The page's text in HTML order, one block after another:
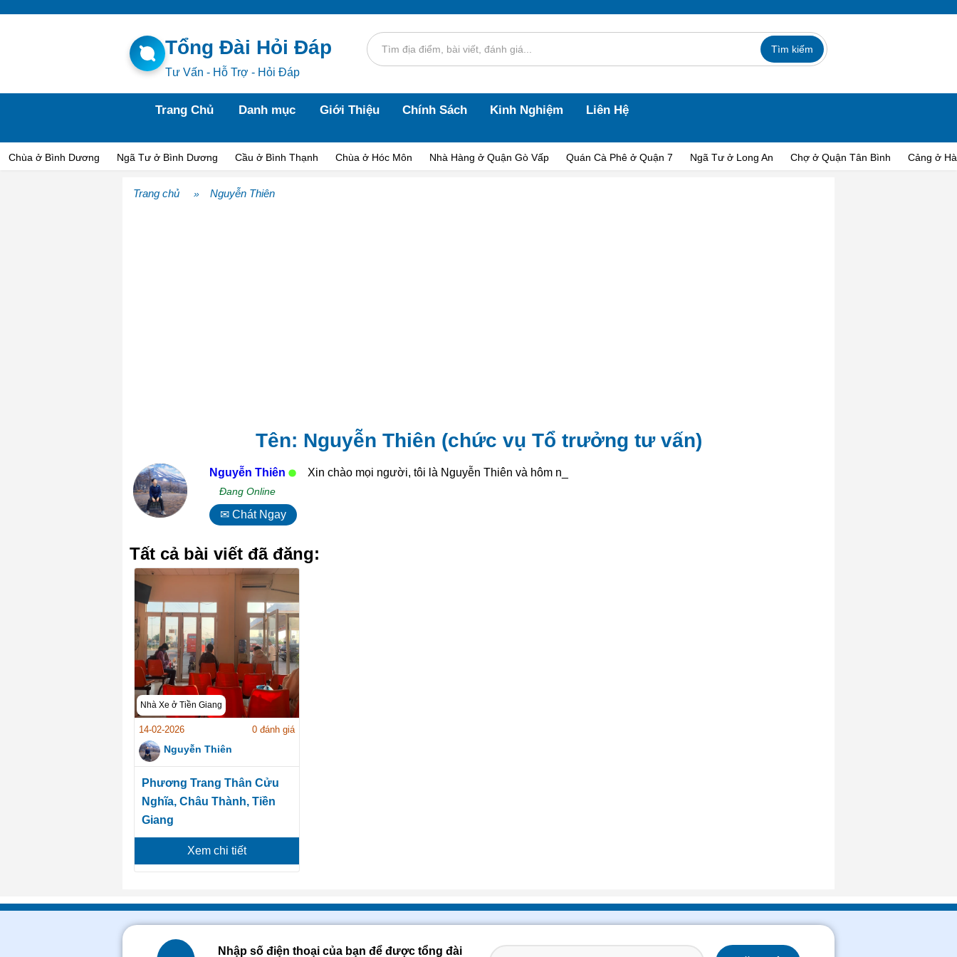
Tổng Đài Hỏi Đáp
Tư Vấn - Hỗ Trợ - Hỏi Đáp
Trang Chủ Danh mục Giới Thiệu Chính Sách Kinh Nghiệm Liên Hệ
Chùa ở Bình Dương Ngã Tư ở Bình Dương Cầu ở Bình Thạnh Chùa ở Hóc Môn Nhà Hàng ở Quận Gò Vấp Quán Cà Phê ở Quận 7 Ngã Tư ở Long An Chợ ở Quận Tân Bình Cảng ở
Trang chủ » Nguyễn Thiên
Tên: Nguyễn Thiên (chức vụ Tổ trưởng tư vấn)
Nguyễn Thiên
Đang Online
✉ Chát Ngay
Xin chào mọi người, tôi là Nguyễn Thiên và hôm nay _
Tất cả bài viết đã đăng:
Nhà Xe ở Tiền Giang
14-02-2026 0 đánh giá
Nguyễn Thiên
Phương Trang Thân Cửu
Nghĩa, Châu Thành, Tiền
Giang
Xem chi tiết
Nhập số điện thoại của bạn để được tổng đài